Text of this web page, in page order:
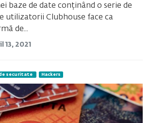
baze de date conținând o serie de
utilizatorii Clubhouse face ca
de...
13, 2021
securitate Hackers